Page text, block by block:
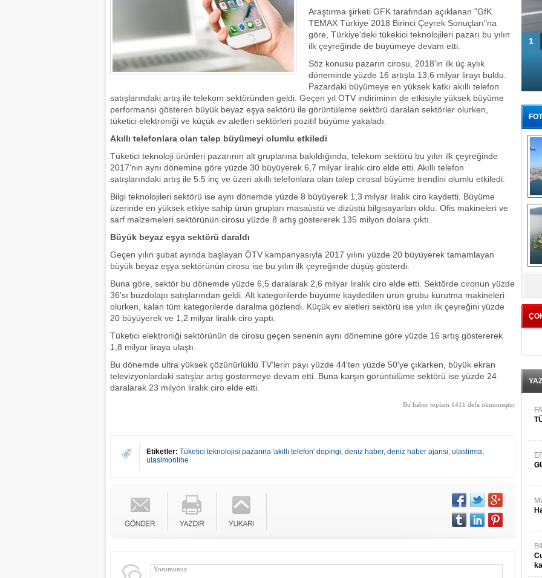
Araştırma şirketi GFK tarafından açıklanan "GfK
TEMAX Türkiye 2018 Birinci Çeyrek Sonuçları"na
göre, Türkiye'deki tükekici teknolojileri pazarı bu yılın
ilk çeyreğinde de büyümeye devam etti.
Söz konusu pazarın cirosu, 2018'in ilk üç aylık
döneminde yüzde 16 artışla 13,6 milyar lirayı buldu.
Pazardaki büyümeye en yüksek katkı akıllı telefon
satışlarındaki artış ile telekom sektöründen geldi. Geçen yıl ÖTV indiriminin de etkisiyle yüksek büyüme
performansı gösteren büyük beyaz eşya sektörü ile görüntüleme sektörü daralan sektörler olurken,
tüketici elektroniği ve küçük ev aletleri sektörleri pozitif büyüme yakaladı.
Akıllı telefonlara olan talep büyümeyi olumlu etkiledi
Tüketici teknoloji ürünleri pazarının alt gruplarına bakıldığında, telekom sektörü bu yılın ilk çeyreğinde
2017'nin aynı dönemine göre yüzde 30 büyüyerek 6,7 milyar liralık ciro elde etti. Akıllı telefon
satışlarındaki artış ile 5.5 inç ve üzeri akıllı telefonlara olan talep cirosal büyüme trendini olumlu etkiledi.
Bilgi teknolojileri sektörü ise aynı dönemde yüzde 8 büyüyerek 1,3 milyar liralık ciro kaydetti. Büyüme
üzerinde en yüksek etkiye sahip ürün grupları masaüstü ve dizüstü bilgisayarları oldu. Ofis makineleri ve
sarf malzemeleri sektörünün cirosu yüzde 8 artış göstererek 135 milyon dolara çıktı.
Büyük beyaz eşya sektörü daraldı
Geçen yılın şubat ayında başlayan ÖTV kampanyasıyla 2017 yılını yüzde 20 büyüyerek tamamlayan
büyük beyaz eşya sektörünün cirosu ise bu yılın ilk çeyreğinde düşüş gösterdi.
Buna göre, sektör bu dönemde yüzde 6,5 daralarak 2,6 milyar liralık ciro elde etti. Sektörde cironun yüzde
36'sı buzdolapı satışlarından geldi. Alt kategorilerde büyüme kaydedilen ürün grubu kurutma makineleri
olurken, kalan tüm kategorilerde daralma gözlendi. Küçük ev aletleri sektörü ise yılın ilk çeyreğini yüzde
20 büyüyerek ve 1,2 milyar liralık ciro yaptı.
Tüketici elektroniği sektörünün de cirosu geçen senenin aynı dönemine göre yüzde 16 artış göstererek
1,8 milyar liraya ulaştı.
Bu dönemde ultra yüksek çözünürlüklü TV’lerin payı yüzde 44'ten yüzde 50'ye çıkarken, büyük ekran
televizyonlardaki satışlar artış göstermeye devam etti. Buna karşın görüntülüme sektörü ise yüzde 24
daralarak 23 milyon liralık ciro elde etti.
Bu haber toplam 1411 defa okunmuştur
Etiketler: Tüketici teknolojisi pazarına 'akıllı telefon' dopingi, deniz haber, deniz haber ajansi, ulastirma,
ulasimonline
1